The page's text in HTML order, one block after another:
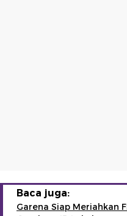
Baca juga:
Garena Siap Meriahkan